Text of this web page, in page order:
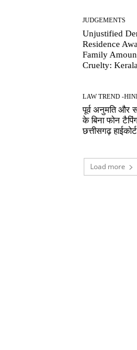
JUDGEMENTS
Unjustified
Residence
Family
Cruelty:
LAW TREND -
पूर्व अनुमति और
के बिना फोन
छत्तीसगढ़ हाईकोर्ट
Load more